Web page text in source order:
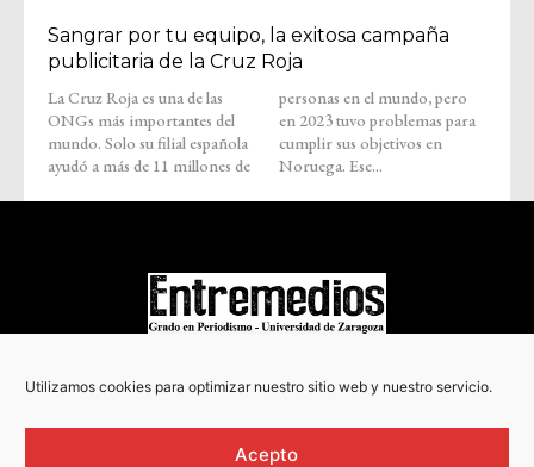
Utilizamos cookies para optimizar nuestro sitio web y nuestro servicio.
Acepto
Sangrar por tu equipo, la exitosa campaña
publicitaria de la Cruz Roja
La Cruz Roja es una de las
ONGs más importantes del
mundo. Solo su filial española
ayudó a más de 11 millones de
personas en el mundo, pero
en 2023 tuvo problemas para
cumplir sus objetivos en
Noruega. Ese...